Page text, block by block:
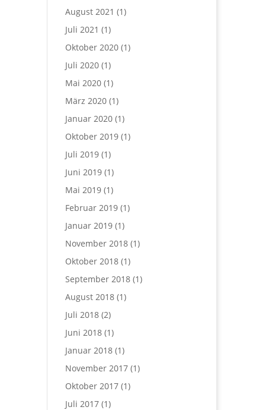
August 2021 (1)
Juli 2021 (1)
Oktober 2020(1)
Juli 2020(1)
Mai 2020(1)
März 2020(1)
Januar 2020(1)
Oktober 2019(1)
Juli 2019(1)
Juni 2019(1)
Mai 2019(1)
Februar 2019(1)
Januar 2019(1)
November 2018(1)
Oktober 2018(1)
September 2018(1)
August 2018(1)
Juli 2018(2)
Juni 2018(1)
Januar 2018(1)
November 2017(1)
Oktober 2017(1)
Juli 2017(1)